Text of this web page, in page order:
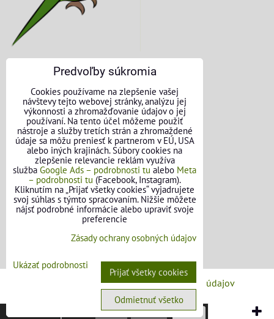
KONTAKTNÉ ÚDAJE
O nás
Kontakt
Požičovňa náradia
Názory našich zákazníkov
Mapa stránok
SLEDUJTE NÁS
Facebook
Zásady ochrany osobných údajov
Vytvorené pomocou:BiznisWeb.sk
Predvoľby súkromia
Cookies používame na zlepšenie vašej
návštevy tejto webovej stránky, analýzu jej
výkonnosti a zhromažďovanie údajov o jej
používaní. Na tento účel môžeme použiť
nástroje a služby tretích strán a zhromaždené
údaje sa môžu preniesť k partnerom v EÚ, USA
alebo iných krajinách. Súbory cookies na
zlepšenie relevancie reklám využíva
služba Google Ads – podrobnosti tu alebo Meta
– podrobnosti tu (Facebook, Instagram).
Kliknutím na „Prijať všetky cookies“ vyjadrujete
svoj súhlas s týmto spracovaním. Nižšie môžete
nájsť podrobné informácie alebo upraviť svoje
preferencie
Zásady ochrany osobných údajov
Ukázať podrobnosti
Prijať všetky cookies
Odmietnuť všetko
Táto stránka používa cookies.Viac info Potvrdiť